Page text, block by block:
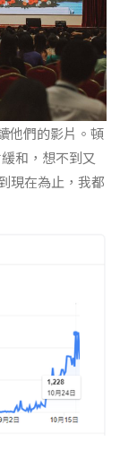
他們的影片。頓
和，想不到又
現在為止，我都